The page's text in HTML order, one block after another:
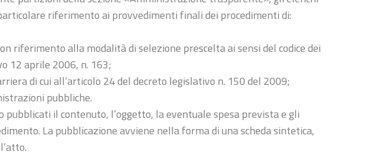
riferimento ai provvedimenti finali dei procedimenti di:
riferimento alla modalità di selezione prescelta ai sensi del codice dei
12 aprile 2006, n. 163;
di cui all’articolo 24 del decreto legislativo n. 150 del 2009;
pubbliche.
pubblicati il contenuto, l’oggetto, la eventuale spesa prevista e gli
La pubblicazione avviene nella forma di una scheda sintetica,